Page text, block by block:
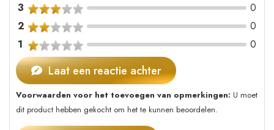
3
0
2
0
1
0
Laat een reactie achter
Voorwaarden voor het toevoegen van opmerkingen: U moet
dit product hebben gekocht om het te kunnen beoordelen.